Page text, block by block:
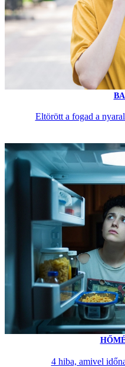
Eltörött a fogad a
4 hiba, amivel